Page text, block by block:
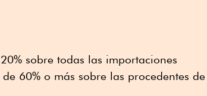
sobre todas las importaciones
60% o más sobre las procedentes de